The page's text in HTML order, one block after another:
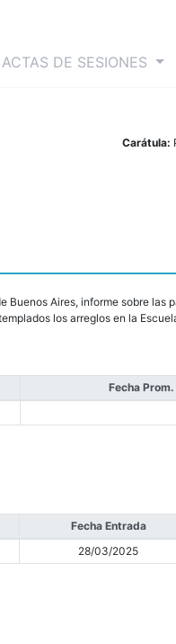
ACTAS DE SESIONES
Carátula:
Aires, informe sobre las
los arreglos en la
Fecha Prom.
Fecha Entrada
28/03/2025